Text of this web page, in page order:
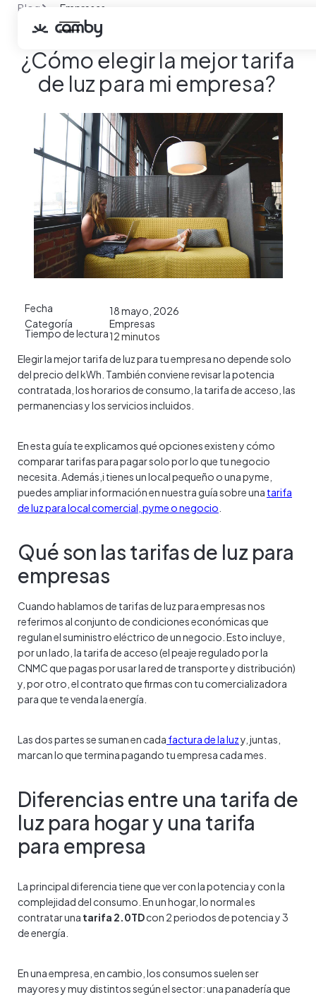
Blog
Empresas
¿Cómo elegir la mejor tarifa de luz para mi empresa?
¿Cómo elegir la mejor tarifa
de luz para mi empresa?
Fecha
18 mayo, 2026
Categoría
Empresas
Tiempo de lectura12minutos
Elegir la mejor tarifa de luz para tu empresa no depende solo
del precio del kWh. También conviene revisar la potencia
contratada, los horarios de consumo, la tarifa de acceso, las
permanencias y los servicios incluidos.
En esta guía te explicamos qué opciones existen y cómo
comparar tarifas para pagar solo por lo que tu negocio
necesita. Además,i tienes un local pequeño o una pyme,
puedes ampliar información en nuestra guía sobre una tarifa
de luz para local comercial, pyme o negocio
Qué son las tarifas de luz para
empresas
Cuando hablamos de tarifas de luz para empresas nos
referimos al conjunto de condiciones económicas que
regulan el suministro eléctrico de un negocio. Esto incluye,
por un lado, la tarifa de acceso (el peaje regulado por la
CNMC que pagas por usar la red de transporte y distribución)
y, por otro, el contrato que firmas con tu comercializadora
para que te venda la energía.
Las dos partes se suman en cada factura de la luzy, juntas,
marcan lo que termina pagando tu empresa cada mes.
Diferencias entre una tarifa de
luz para hogar y una tarifa
para empresa
La principal diferencia tiene que ver con la potencia y con la
complejidad del consumo. En un hogar, lo normal es
contratar una tarifa 2.0TDcon 2 periodos de potencia y 3
de energía.
En una empresa, en cambio, los consumos suelen ser
mayores y muy distintos según el sector: una panadería que